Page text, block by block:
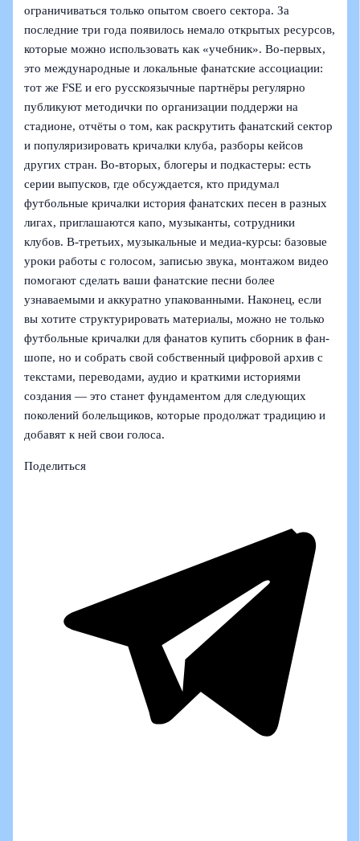
ограничиваться только опытом своего сектора. За
последние три года появилось немало открытых ресурсов,
которые можно использовать как «учебник». Во‑первых,
это международные и локальные фанатские ассоциации:
тот же FSE и его русскоязычные партнёры регулярно
публикуют методички по организации поддержи на
стадионе, отчёты о том, как раскрутить фанатский сектор
и популяризировать кричалки клуба, разборы кейсов
других стран. Во‑вторых, блогеры и подкастеры: есть
серии выпусков, где обсуждается, кто придумал
футбольные кричалки история фанатских песен в разных
лигах, приглашаются капо, музыканты, сотрудники
клубов. В‑третьих, музыкальные и медиа-курсы: базовые
уроки работы с голосом, записью звука, монтажом видео
помогают сделать ваши фанатские песни более
узнаваемыми и аккуратно упакованными. Наконец, если
вы хотите структурировать материалы, можно не только
футбольные кричалки для фанатов купить сборник в фан-
шопе, но и собрать свой собственный цифровой архив с
текстами, переводами, аудио и краткими историями
создания — это станет фундаментом для следующих
поколений болельщиков, которые продолжат традицию и
добавят к ней свои голоса.
Поделиться